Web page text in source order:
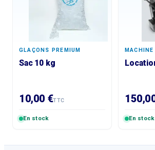
GLAÇONS PREMIUM
Sac 10 kg
10,00 €TTC
En stock En stock